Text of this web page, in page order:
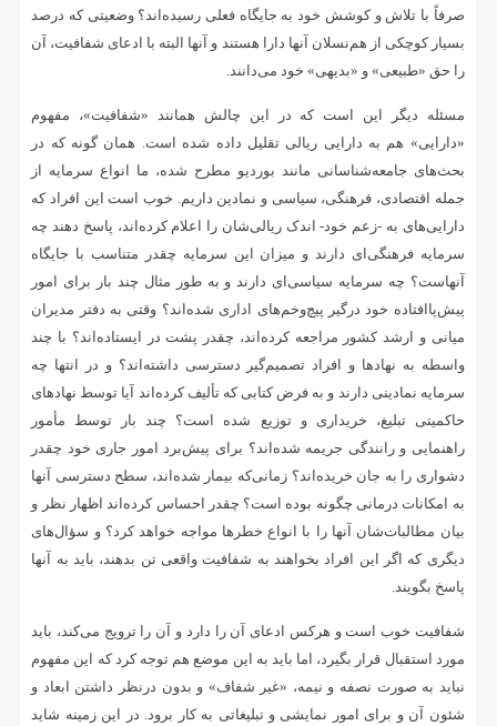
صرفاً با تلاش و کوشش خود به جایگاه فعلی رسیده‌اند؟ وضعیتی که درصد
بسیار کوچکی از هم‌نسلان آنها دارا هستند و آنها البته با ادعای شفافیت، آن
را حق «طبیعی» و «بدیهی» خود می‌دانند.
مسئله دیگر این است که در این چالش همانند «شفافیت»، مفهوم
«دارایی» هم به دارایی ریالی تقلیل داده شده است. همان گونه که در
بحث‌های جامعه‌شناسانی مانند بوردیو مطرح شده، ما انواع سرمایه از
جمله اقتصادی، فرهنگی، سیاسی و نمادین داریم. خوب است این افراد که
دارایی‌های به -زعم خود- اندک ریالی‌شان را اعلام کرده‌اند، پاسخ دهند چه
سرمایه فرهنگی‌ای دارند و میزان این سرمایه چقدر متناسب با جایگاه
آنهاست؟ چه سرمایه سیاسی‌ای دارند و به طور مثال چند بار برای امور
پیش‌پاافتاده خود درگیر پیچ‌وخم‌های اداری شده‌اند؟ وقتی به دفتر مدیران
میانی و ارشد کشور مراجعه کرده‌اند، چقدر پشت در ایستاده‌اند؟ با چند
واسطه به نهادها و افراد تصمیم‌گیر دسترسی داشته‌اند؟ و در انتها چه
سرمایه نمادینی دارند و به فرض کتابی که تألیف کرده‌اند آیا توسط نهادهای
حاکمیتی تبلیغ، خریداری و توزیع شده است؟ چند بار توسط مأمور
راهنمایی و رانندگی جریمه شده‌اند؟ برای پیش‌برد امور جاری خود چقدر
دشواری را به جان خریده‌اند؟ زمانی‌که بیمار شده‌اند، سطح دسترسی آنها
به امکانات درمانی چگونه بوده است؟ چقدر احساس کرده‌اند اظهار نظر و
بیان مطالبات‌شان آنها را با انواع خطرها مواجه خواهد کرد؟ و سؤال‌های
دیگری که اگر این افراد بخواهند به شفافیت واقعی تن بدهند، باید به آنها
پاسخ بگویند.
شفافیت خوب است و هرکس ادعای آن را دارد و آن را ترویج می‌کند، باید
مورد استقبال قرار بگیرد، اما باید به این موضع هم توجه کرد که این مفهوم
نباید به صورت نصفه و نیمه، «غیر شفاف» و بدون درنظر داشتن ابعاد و
شئون آن و برای امور نمایشی و تبلیغاتی به کار برود. در این زمینه شاید